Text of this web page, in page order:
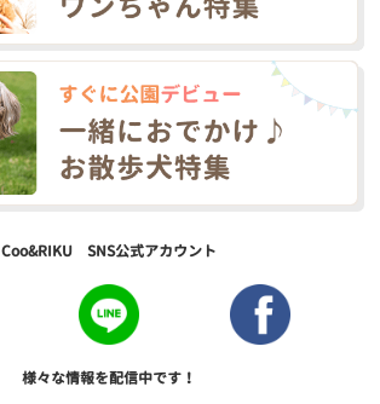
Coo&RIKU SNS公式アカウント
様々な情報を配信中です！